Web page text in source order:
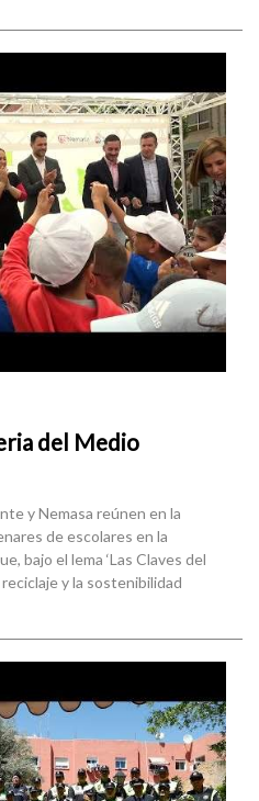
del Medio
y Nemasa reúnen en la
de escolares en la
bajo el lema ‘Las Claves del
y la sostenibilidad